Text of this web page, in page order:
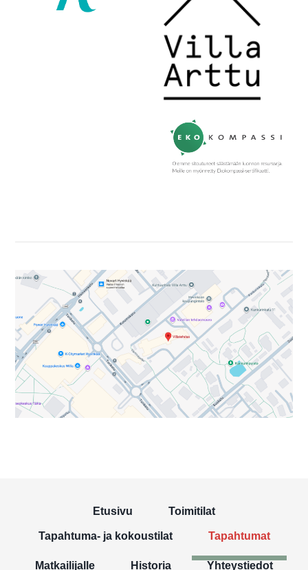
Etusivu Toimitilat
Tapahtuma- ja kokoustilat Tapahtumat
Matkailijalle Historia Yhteystiedot